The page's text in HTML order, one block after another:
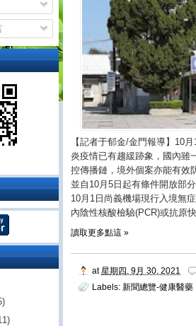
【記者于郁金/金門報導】10
炎疫情已有趨緩跡象，國內雖
控傳播鏈，境外個案亦能有效
並自10月5日起有條件開放部
10月1日尚義機場現行入境無
內陰性核酸檢驗(PCR)或抗原
讀取更多點這 »
at 星期四, 9月 30, 2021
Labels: 新聞總覽-健康醫藥